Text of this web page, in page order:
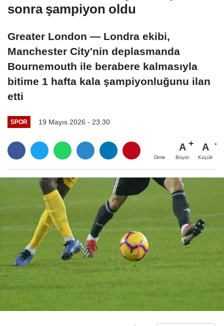
sonra şampiyon oldu
Greater London — Londra ekibi,
Manchester City'nin deplasmanda
Bournemouth ile berabere kalmasıyla
bitime 1 hafta kala şampiyonluğunu ilan
etti
SPOR 19 Mayıs 2026 - 23:30
Dinle
A
Büyüt
A
Küçült